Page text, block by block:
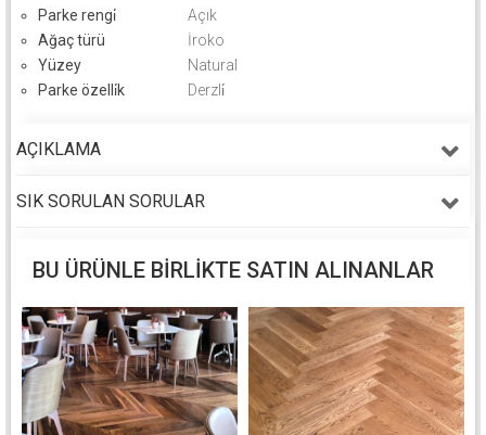
Parke rengi̇
Açık
Ağaç türü
İroko
Yüzey
Natural
Parke özelli̇k
Derzli̇
AÇIKLAMA
SIK SORULAN SORULAR
BU ÜRÜNLE BIRLIKTE SATIN ALINANLAR